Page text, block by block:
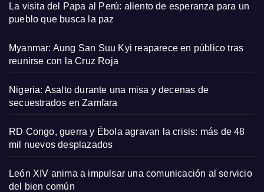
La visita del Papa al Perú: aliento de esperanza para un
pueblo que busca la paz
Myanmar: Aung San Suu Kyi reaparece en público tras
reunirse con la Cruz Roja
Nigeria: Asalto durante una misa y decenas de
secuestrados en Zamfara
RD Congo, guerra y Ébola agravan la crisis: más de 48
mil nuevos desplazados
León XIV anima a impulsar una comunicación al servicio
del bien común